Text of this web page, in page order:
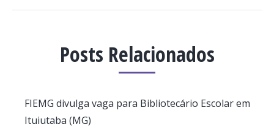
Posts Relacionados
FIEMG divulga vaga para Bibliotecário Escolar em
Ituiutaba (MG)